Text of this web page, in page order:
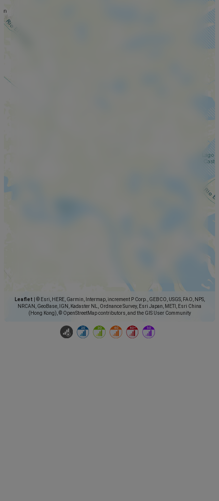
Leaflet
© Esri, HERE, Garmin, Intermap, increment P Corp., GEBCO, USGS, FAO, NPS,
NRCAN, GeoBase, IGN, Kadaster NL, Ordnance Survey, Esri Japan, METI, Esri China
(Hong Kong), © OpenStreetMap contributors, and the GIS User Community